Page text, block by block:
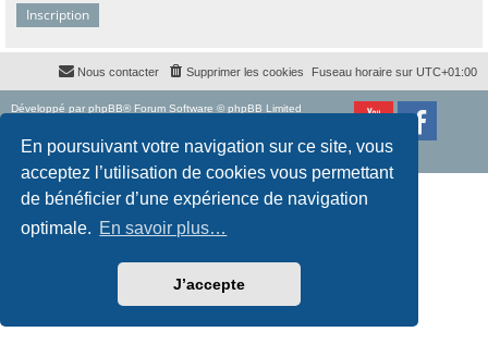
En poursuivant votre navigation sur ce site, vous
acceptez l’utilisation de cookies vous permettant
de bénéficier d’une expérience de navigation
optimale. En savoir plus…
J’accepte
Inscription
Fuseau horaire sur UTC+01:00
Supprimer les cookies
Nous contacter
Développé par phpBB® Forum Software © phpBB Limited
Style
par © Mazeltof
2017
Confidentialité|Conditions